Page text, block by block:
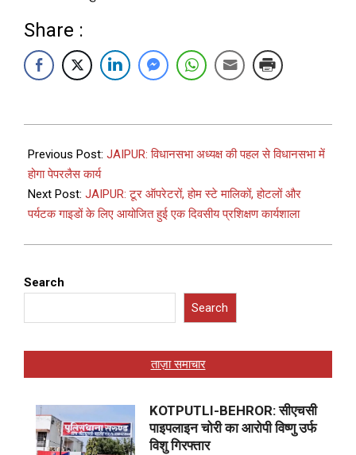
Share :
Previous Post: JAIPUR: विधानसभा अध्यक्ष की पहल से विधानसभा में
होगा पेपरलैस कार्य
Next Post: JAIPUR: टूर ऑपरेटरों, होम स्टे मालिकों, होटलों और
पर्यटक गाइडों के लिए आयोजित हुई एक दिवसीय प्रशिक्षण कार्यशाला
Search
Search
ताज़ा समाचार
KOTPUTLI-BEHROR: सीएचसी
पाइपलाइन चोरी का आरोपी विष्णु उर्फ
विशु गिरफ्तार